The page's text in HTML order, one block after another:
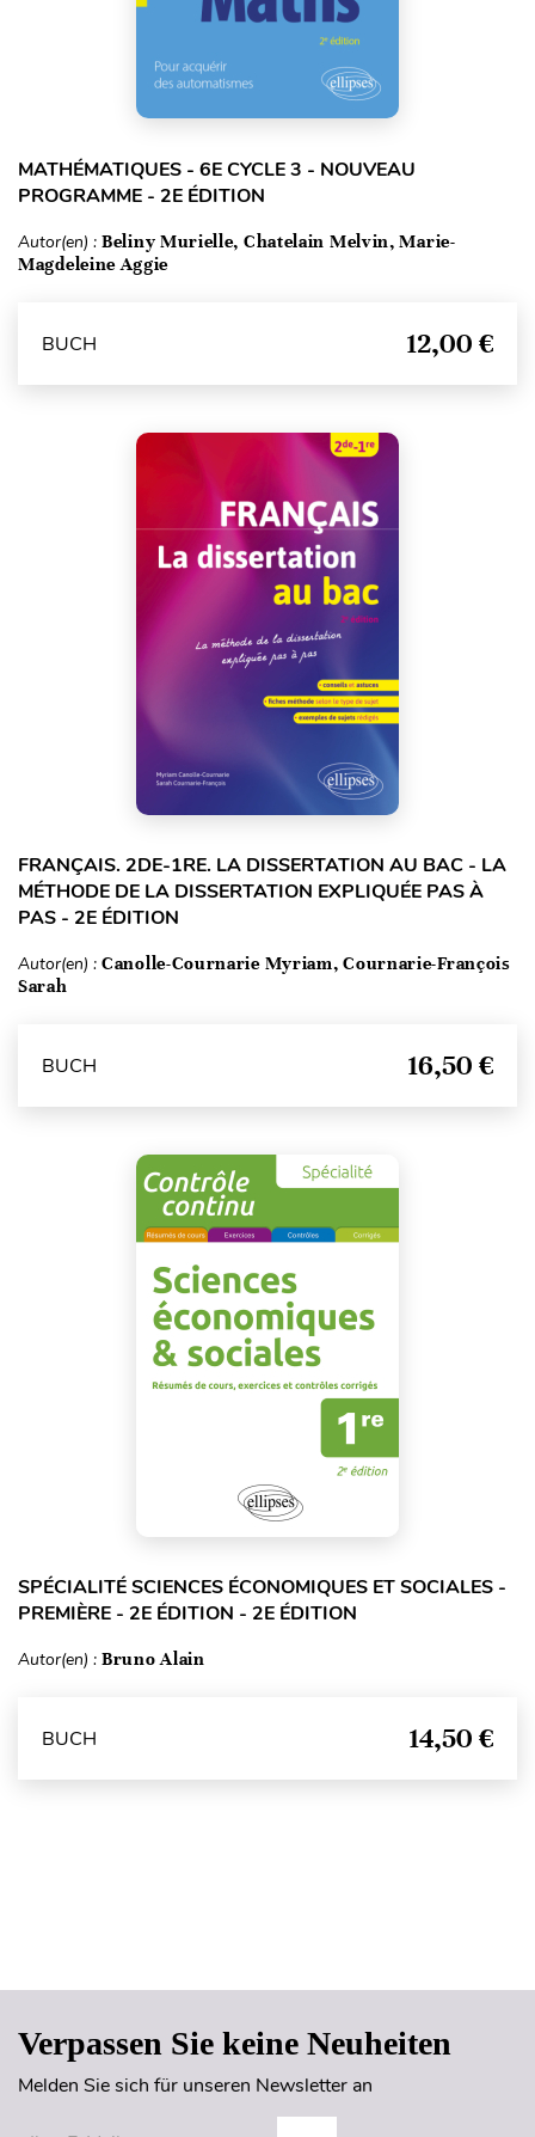
MATHÉMATIQUES - 6E CYCLE 3 - NOUVEAU
PROGRAMME - 2E ÉDITION
Autor(en) : Beliny Murielle, Chatelain Melvin, Marie-
Magdeleine Aggie
BUCH 12,00 €
FRANÇAIS. 2DE-1RE. LA DISSERTATION AU BAC - LA
MÉTHODE DE LA DISSERTATION EXPLIQUÉE PAS À
PAS - 2E ÉDITION
Autor(en) : Canolle-Cournarie Myriam, Cournarie-François
Sarah
BUCH 16,50 €
SPÉCIALITÉ SCIENCES ÉCONOMIQUES ET SOCIALES -
PREMIÈRE - 2E ÉDITION - 2E ÉDITION
Autor(en) : Bruno Alain
BUCH 14,50 €
Verpassen Sie keine Neuheiten
Melden Sie sich für unseren Newsletter an